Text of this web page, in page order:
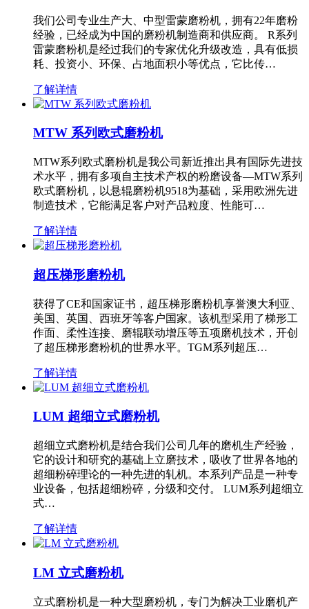
我们公司专业生产大、中型雷蒙磨粉机，拥有22年磨粉
经验，已经成为中国的磨粉机制造商和供应商。 R系列
雷蒙磨粉机是经过我们的专家优化升级改造，具有低损
耗、投资小、环保、占地面积小等优点，它比传…
了解详情
MTW 系列欧式磨粉机
MTW系列欧式磨粉机是我公司新近推出具有国际先进技
术水平，拥有多项自主技术产权的粉磨设备—MTW系列
欧式磨粉机，以悬辊磨粉机9518为基础，采用欧洲先进
制造技术，它能满足客户对产品粒度、性能可…
了解详情
超压梯形磨粉机
获得了CE和国家证书，超压梯形磨粉机享誉澳大利亚、
美国、英国、西班牙等客户国家。该机型采用了梯形工
作面、柔性连接、磨辊联动增压等五项磨机技术，开创
了超压梯形磨粉机的世界水平。TGM系列超压…
了解详情
LUM 超细立式磨粉机
超细立式磨粉机是结合我们公司几年的磨机生产经验，
它的设计和研究的基础上立磨技术，吸收了世界各地的
超细粉碎理论的一种先进的轧机。本系列产品是一种专
业设备，包括超细粉碎，分级和交付。 LUM系列超细立
式…
了解详情
LM 立式磨粉机
立式磨粉机是一种大型磨粉机，专门为解决工业磨机产